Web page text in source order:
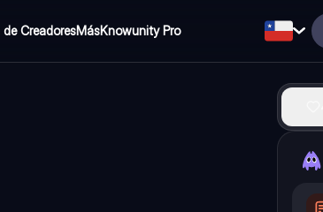
CreadoresMásKnowunity Pro